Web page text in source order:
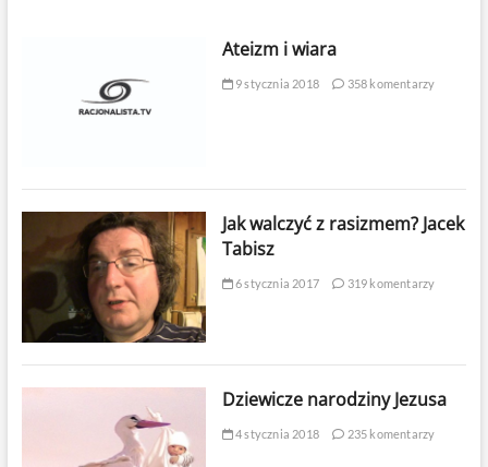
Ateizm i wiara
9 stycznia 2018 358 komentarzy
Jak walczyć z rasizmem? Jacek
Tabisz
6 stycznia 2017 319 komentarzy
Dziewicze narodziny Jezusa
4 stycznia 2018 235 komentarzy